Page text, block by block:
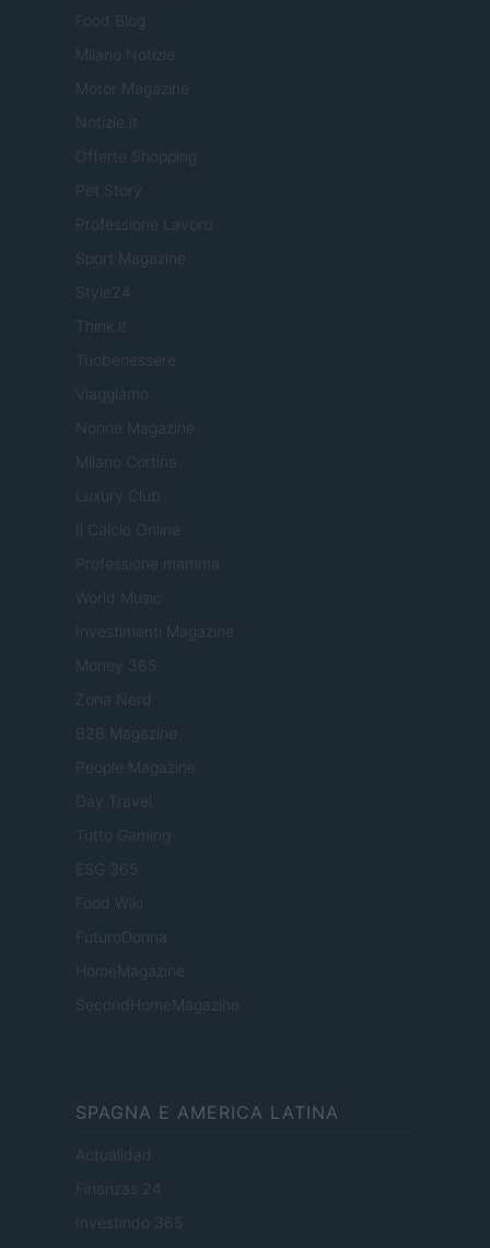
Food Blog
Milano Notizie
Motor Magazine
Notizie.it
Offerte Shopping
Pet Story
Professione Lavoro
Sport Magazine
Style24
Think.it
Tuobenessere
Viaggiamo
Nonne Magazine
Milano Cortina
Luxury Club
Il Calcio Online
Professione mamma
World Music
Investimenti Magazine
Money 365
Zona Nerd
B2B Magazine
People Magazine
Day Travel
Tutto Gaming
ESG 365
Food Wiki
FuturoDonna
HomeMagazine
SecondHomeMagazine
SPAGNA E AMERICA LATINA
Actualidad
Finanzas 24
Investindo 365